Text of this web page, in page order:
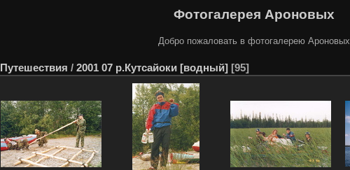
Фотогалерея Ароновых
Добро пожаловать в фотогалерею Ароновых
Путешествия / 2001 07 р.Кутсайоки [водный] 95